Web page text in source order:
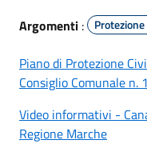
Argomenti :
Piano di Protezione
Consiglio Comunale
Video informativi -
Regione Marche